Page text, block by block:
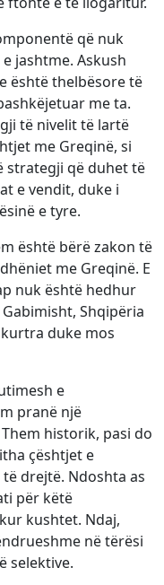
që nuk
jashtme. Askush
është thelbësore të
me ta.
të nivelit të lartë
me Greqinë, si
strategji që duhet të
e vendit, duke i
e tyre.
është bërë zakon të
me Greqinë. E
nuk është hedhur
Shqipëria
duke mos
e
pranë një
historik, pasi do
çështjet e
drejtë. Ndoshta as
për këtë
kushtet. Ndaj,
në tërësi
selektive.